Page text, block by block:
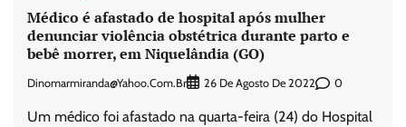
Médico é afastado de hospital após mulher
denunciar violência obstétrica durante parto e
bebê morrer, em Niquelândia (GO)
Dinomarmiranda@yahoo.com.br 26 De Agosto De 2022 0
Um médico foi afastado na quarta-feira (24) do Hospital